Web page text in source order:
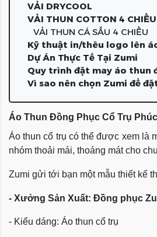
VẢI DRYCOOL
VẢI THUN COTTON 4 CHIỀU
VẢI THUN CÁ SẤU 4 CHIỀU
Kỹ thuật in/thêu logo lên
Dự Án Thực Tế Tại Zumi
Quy trình đặt may áo thun
Vì sao nên chọn Zumi để
Áo Thun Đồng Phục Cổ Trụ
Áo thun cổ trụ có thể được xem là
nhóm thoải mái, thoáng mát cho
Zumi gửi tới bạn một mẫu thiết kế
- Xưởng Sản Xuất: Đồng phục
- Kiểu dáng: Áo thun cổ trụ